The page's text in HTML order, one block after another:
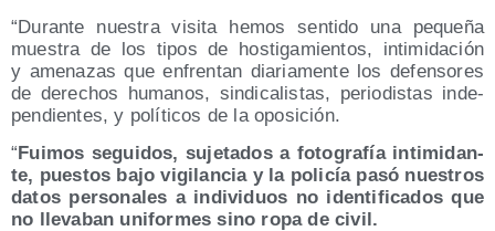
“Duran­te nues­tra visi­ta hemos sen­ti­do una peque­ña
mues­tra de los tipos de hos­ti­ga­mien­tos, inti­mi­da­ción
y ame­na­zas que enfren­tan dia­ria­men­te los defen­so­res
de dere­chos huma­nos, sin­di­ca­lis­tas, perio­dis­tas inde­
pen­dien­tes, y polí­ti­cos de la oposición.
“Fui­mos segui­dos, suje­ta­dos a foto­gra­fía inti­mi­dan­
te, pues­tos bajo vigi­lan­cia y la poli­cía pasó nues­tros
datos per­so­na­les a indi­vi­duos no iden­ti­fi­ca­dos que
no lle­va­ban uni­for­mes sino ropa de civil.